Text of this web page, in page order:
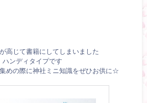
高じて書籍にしてしまいました
ハンディタイプです
めの際に神社ミニ知識をぜひお供に☆